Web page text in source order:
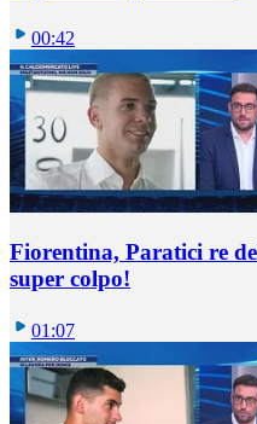
00:42
Fiorentina, Paratici re
super colpo!
01:07